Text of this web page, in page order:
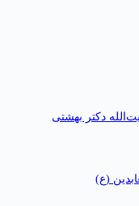
دکتر بهشتی
(ع)